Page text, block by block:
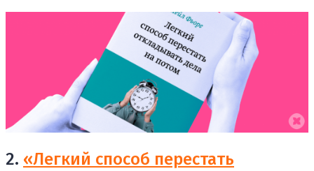
2. «Легкий способ перестать